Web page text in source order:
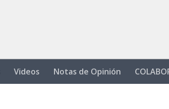
Videos Notas de Opinión